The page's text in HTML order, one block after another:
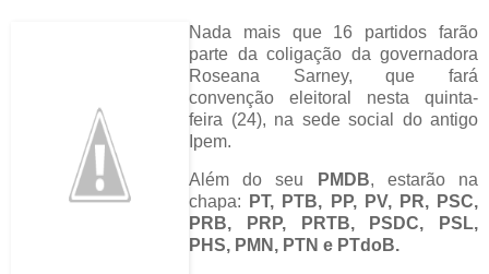
Nada mais que 16 partidos farão
parte da coligação da governadora
Roseana Sarney, que fará
convenção eleitoral nesta quinta-
feira (24), na sede social do antigo
Ipem.
Além do seu PMDB, estarão na
chapa:
PT, PTB, PP, PV, PR, PSC,
PRB, PRP, PRTB, PSDC, PSL,
PHS, PMN, PTN e PTdoB.